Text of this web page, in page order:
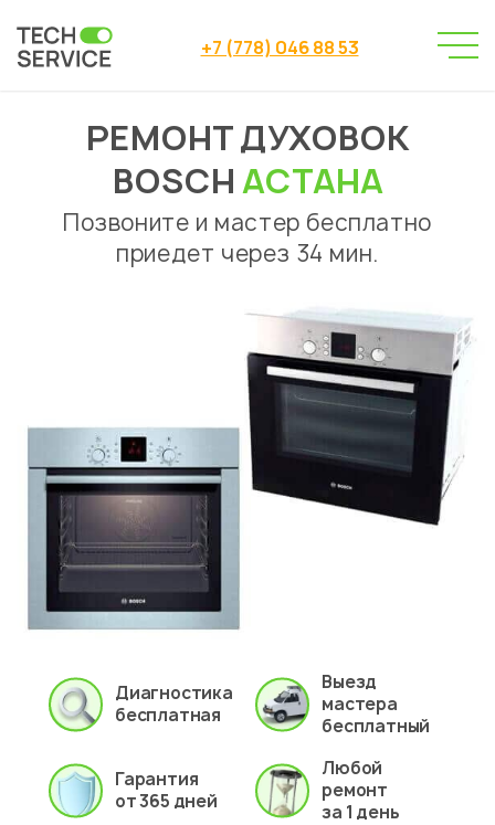
+7 (778) 046 88 53
Сервисный центр
→
Сервисный центр Астана
→
Ремонт духовок
→ Bosch
РЕМОНТ ДУХОВОК
BOSCHАСТАНА
Позвоните и мастер бесплатно
приедет через 34 мин.
Диагностика
бесплатная
Выезд
мастера
бесплатный
Гарантия
от 365 дней
Любой
ремонт
за 1 день